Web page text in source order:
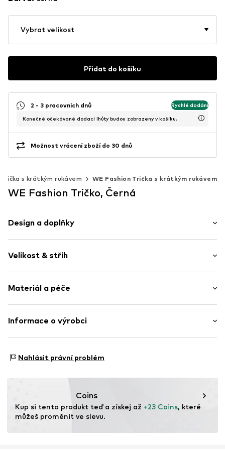
Vybrat velikost
Přidat do košíku
2 - 3 pracovních dnů Rychlé dodání
Konečné očekávané dodací lhůty budou zobrazeny v košíku.
Možnost vrácení zboží do 30 dnů
Trička s krátkým rukávem WE Fashion Trička s krátkým rukávem
WE Fashion Tričko, Černá
Design a doplňky
žerzej
Výstřih do V
Prošitý spodní lem
Položka č. WEFeiti001000006
Velikost & střih
Délka: Normální délka
Střih: Normální střih
Tabulka velikostí
Materiál a péče
Materiál: 100% Lněné vlákno
Informace o výrobci
3542AD Utecht
Nahlásit právní problém
Coins
Kup si tento produkt teď a získej až +23 Coins, které
můžeš proměnit ve slevu.